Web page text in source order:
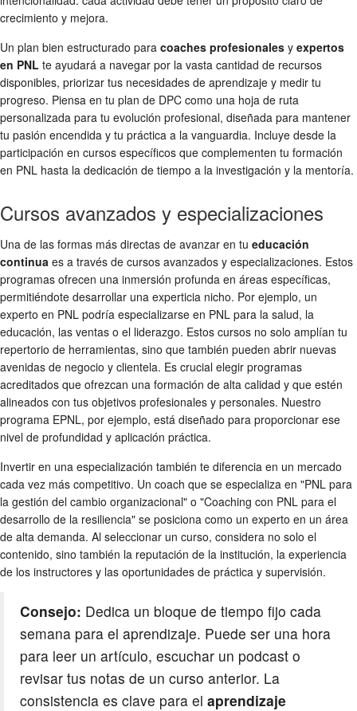
crecimiento y mejora.
Un plan bien estructurado para coaches profesionales y expertos
en PNL te ayudará a navegar por la vasta cantidad de recursos
disponibles, priorizar tus necesidades de aprendizaje y medir tu
progreso. Piensa en tu plan de DPC como una hoja de ruta
personalizada para tu evolución profesional, diseñada para mantener
tu pasión encendida y tu práctica a la vanguardia. Incluye desde la
participación en cursos específicos que complementen tu formación
en PNL hasta la dedicación de tiempo a la investigación y la mentoría.
Cursos avanzados y especializaciones
Una de las formas más directas de avanzar en tu educación
continua es a través de cursos avanzados y especializaciones. Estos
programas ofrecen una inmersión profunda en áreas específicas,
permitiéndote desarrollar una experticia nicho. Por ejemplo, un
experto en PNL podría especializarse en PNL para la salud, la
educación, las ventas o el liderazgo. Estos cursos no solo amplían tu
repertorio de herramientas, sino que también pueden abrir nuevas
avenidas de negocio y clientela. Es crucial elegir programas
acreditados que ofrezcan una formación de alta calidad y que estén
alineados con tus objetivos profesionales y personales. Nuestro
programa EPNL, por ejemplo, está diseñado para proporcionar ese
nivel de profundidad y aplicación práctica.
Invertir en una especialización también te diferencia en un mercado
cada vez más competitivo. Un coach que se especializa en "PNL para
la gestión del cambio organizacional" o "Coaching con PNL para el
desarrollo de la resiliencia" se posiciona como un experto en un área
de alta demanda. Al seleccionar un curso, considera no solo el
contenido, sino también la reputación de la institución, la experiencia
de los instructores y las oportunidades de práctica y supervisión.
Consejo: Dedica un bloque de tiempo fijo cada
semana para el aprendizaje. Puede ser una hora
para leer un artículo, escuchar un podcast o
revisar tus notas de un curso anterior. La
consistencia es clave para el aprendizaje